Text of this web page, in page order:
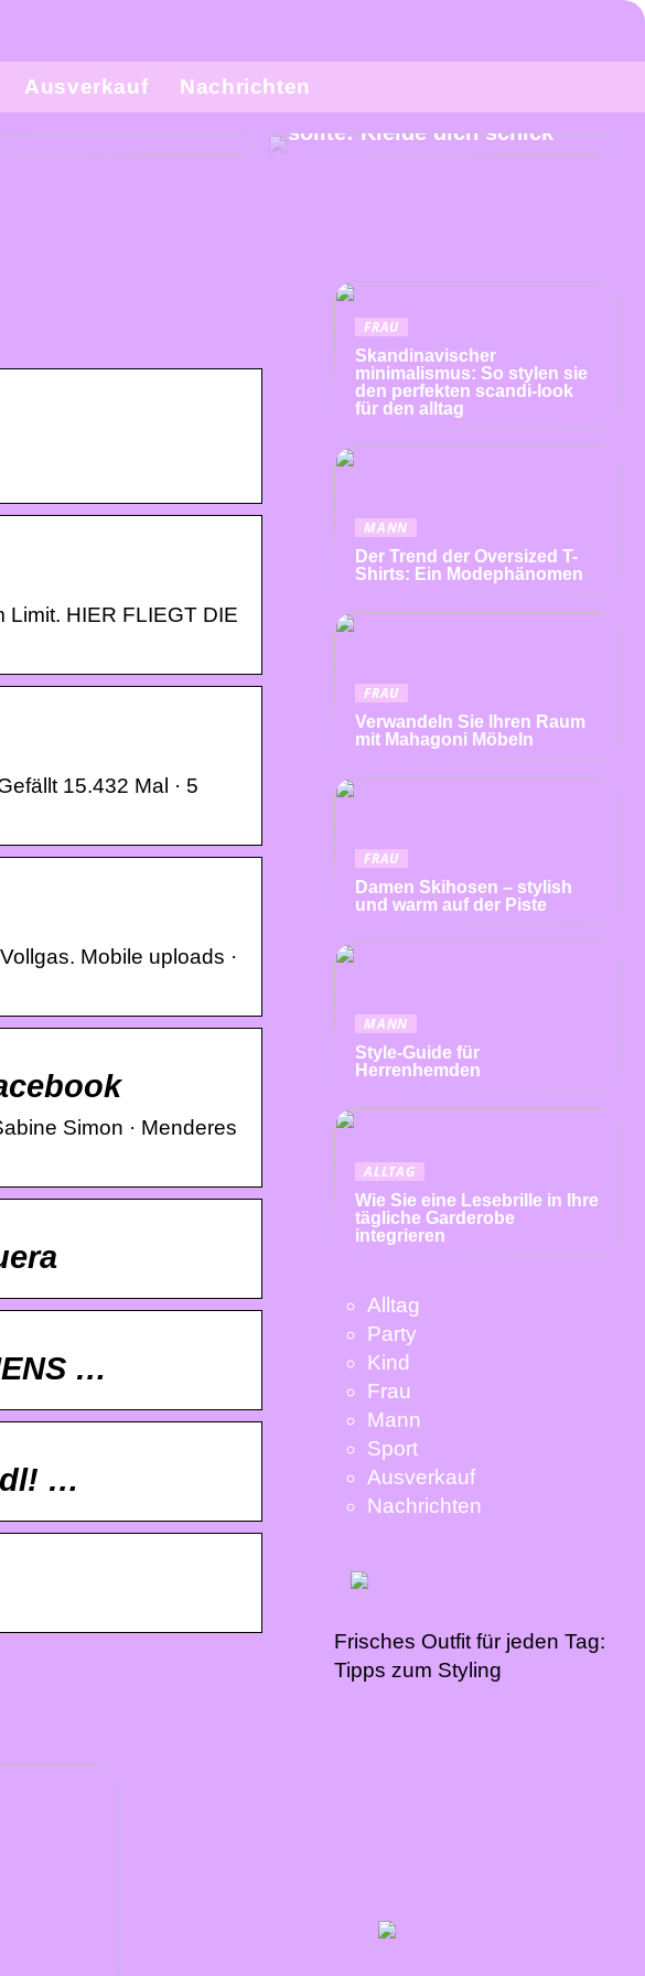
Ausverkauf Nachrichten
die moderne Küche
Tipps, die jede Frau kennen
sollte: Kleide dich schick
Limit. HIER FLIEGT DIE
15.432 Mal · 5
Mobile uploads ·
Simon · Menderes
…
…
FRAU
Skandinavischer
minimalismus: So stylen sie
den perfekten scandi-look
für den alltag
MANN
Der Trend der Oversized T-
Shirts: Ein Modephänomen
FRAU
Verwandeln Sie Ihren Raum
mit Mahagoni Möbeln
FRAU
Damen Skihosen – stylish
und warm auf der Piste
MANN
Style-Guide für
Herrenhemden
ALLTAG
Wie Sie eine Lesebrille in Ihre
tägliche Garderobe
integrieren
Alltag
Party
Kind
Frau
Mann
Sport
Ausverkauf
Nachrichten
Frisches Outfit für jeden Tag:
Tipps zum Styling